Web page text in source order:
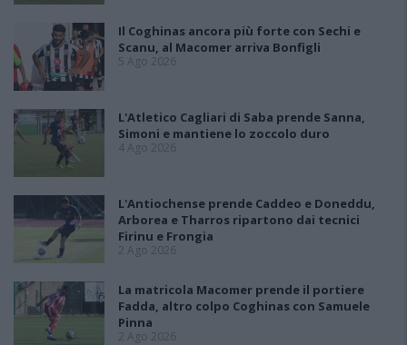
Il Coghinas ancora più forte con Sechi e
Scanu, al Macomer arriva Bonfigli
5 Ago 2026
L'Atletico Cagliari di Saba prende Sanna,
Simoni e mantiene lo zoccolo duro
4 Ago 2026
L'Antiochense prende Caddeo e Doneddu,
Arborea e Tharros ripartono dai tecnici
Firinu e Frongia
2 Ago 2026
La matricola Macomer prende il portiere
Fadda, altro colpo Coghinas con Samuele
Pinna
2 Ago 2026